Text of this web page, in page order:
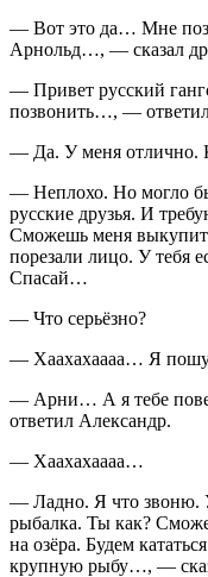
— Вот это да… Мне
Арнольд…, — сказал
— Привет русский
позвонить…, —
— Да. У меня отлично.
— Неплохо. Но могло
русские друзья. И
Сможешь меня
порезали лицо. У тебя
Спасай…
— Что серьёзно?
— Хаахахаааа… Я
— Арни… А я тебе
ответил Александр.
— Хаахахаааа…
— Ладно. Я что звоню.
рыбалка. Ты как?
на озёра. Будем
крупную рыбу…, —